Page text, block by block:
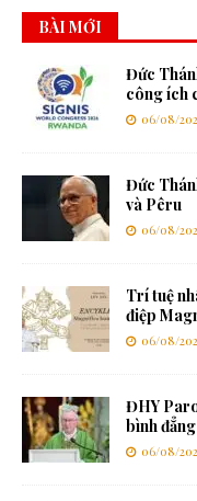
BÀI MỚI
Đức
công ích
06/08/
Đức
và Pêru
06/08/
Trí tuệ
điệp
06/08/
ĐHY
bình
06/08/